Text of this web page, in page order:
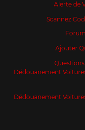
Alerte de
Scannez
Forum
Ajouter
Dédouanement
Dédouanement